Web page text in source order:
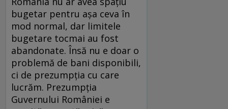
bugetar pentru așa ceva în
mod normal, dar limitele
bugetare tocmai au fost
abandonate. Însă nu e doar o
problemă de bani disponibili,
ci de prezumpția cu care
lucrăm. Prezumpția
Guvernului României e